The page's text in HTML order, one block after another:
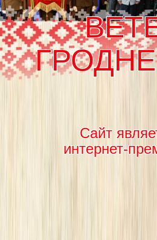
Сайт
интернет-